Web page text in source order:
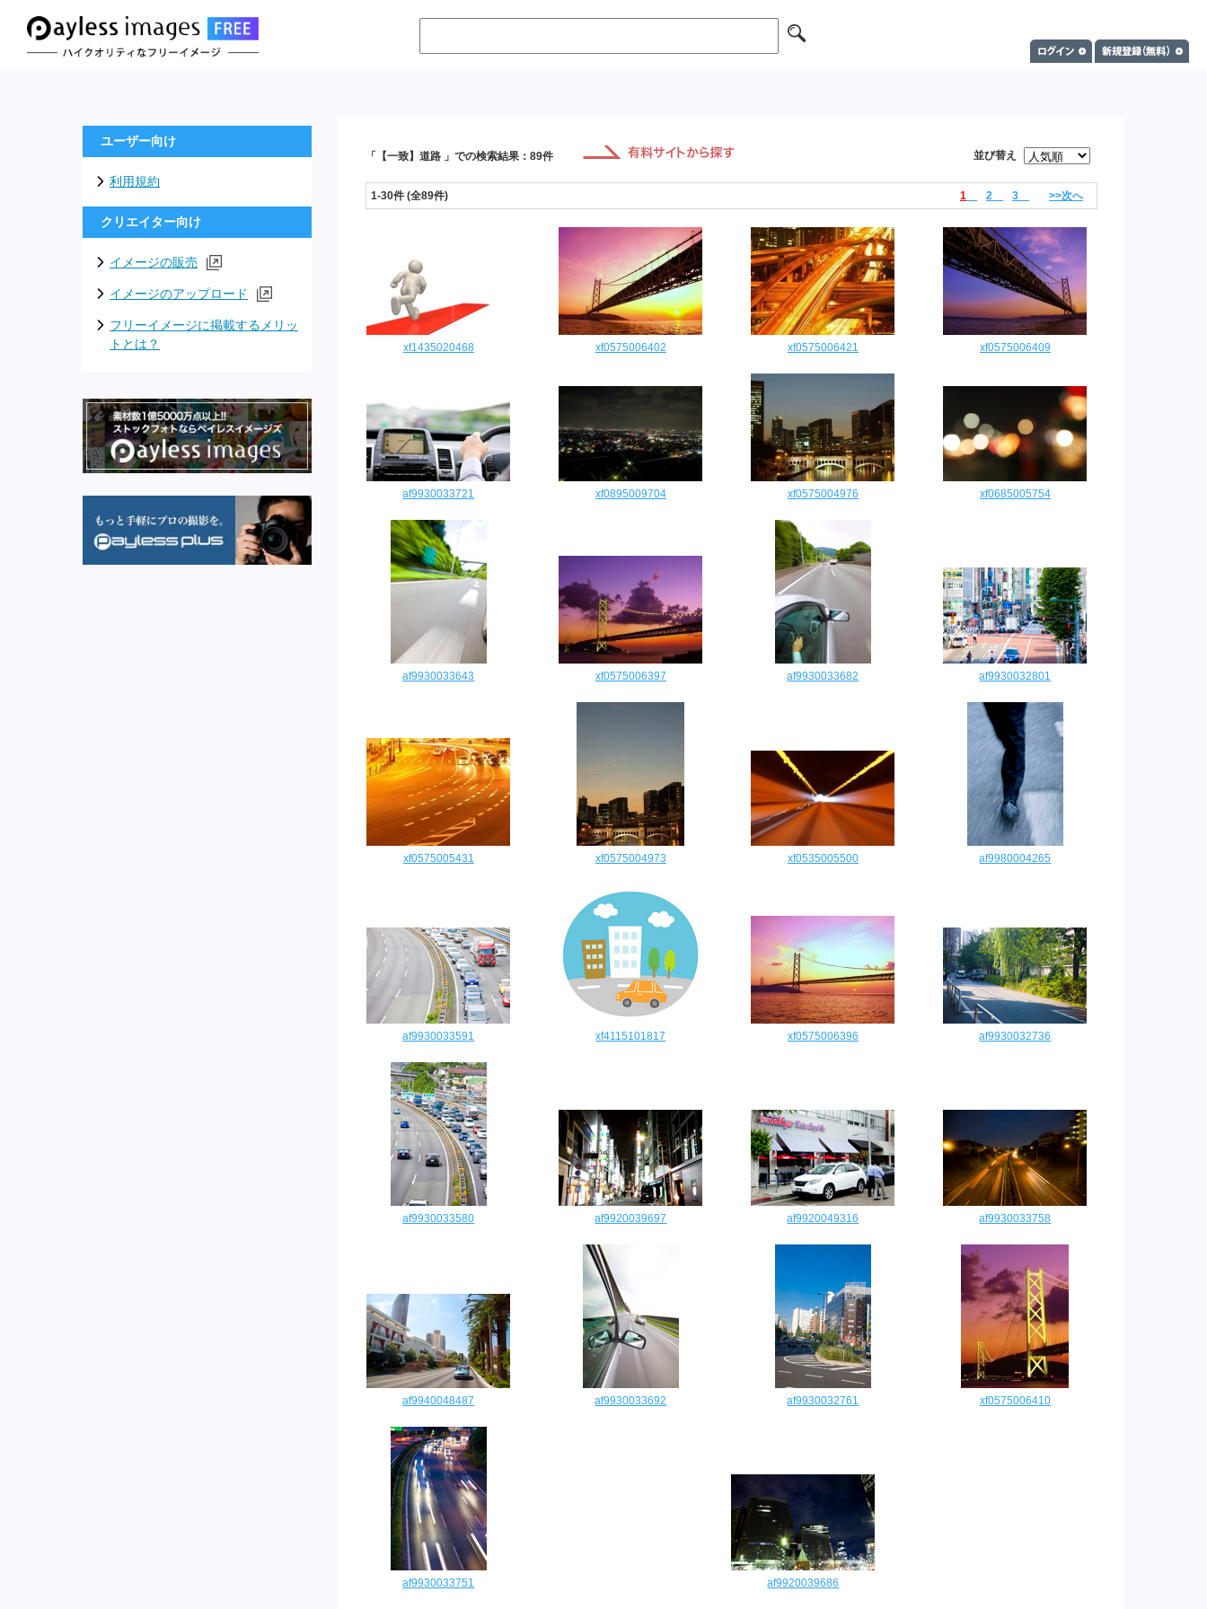
「【一致】道路 」での検索結果：89件 並び替え
1-30件 (全89件) 1 2 3 >>次へ
xf1435020468 xf0575006402 xf0575006421 xf0575006409
af9930033721 xf0895009704 xf0575004976 xf0685005754
af9930033643 xf0575006397 af9930033682 af9930032801
xf0575005431 xf0575004973 xf0535005500 af9980004265
af9930033591 xf4115101817 xf0575006396 af9930032736
af9930033580 af9920039697 af9920049316 af9930033758
af9940048487 af9930033692 af9930032761 xf0575006410
af9930033751 af9920039686
ユーザー向け
利用規約
クリエイター向け
イメージの販売
イメージのアップロード
フリーイメージに掲載するメリッ
トとは？